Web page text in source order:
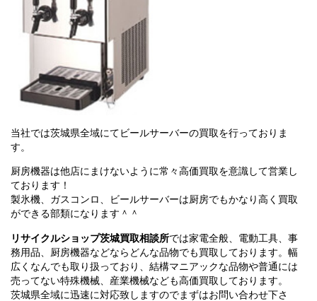
当社では茨城県全域にてビールサーバーの買取を行っておりま
す。
厨房機器は他店にまけないように常々高価買取を意識して営業し
ております！
製氷機、ガスコンロ、ビールサーバーは厨房でもかなり高く買取
ができる部類になります＾＾
リサイクルショップ茨城買取相談所では家電全般、電動工具、事
務用品、厨房機器などならどんな品物でも買取しております。幅
広くなんでも取り扱っており、結構マニアックな品物や普通には
売ってない特殊機械、産業機械なども高価買取しております。
茨城県全域に迅速に対応致しますのでまずはお問い合わせ下さ